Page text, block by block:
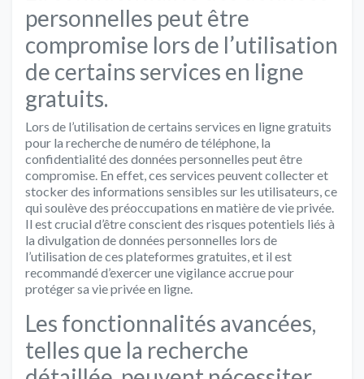
personnelles peut être
compromise lors de l’utilisation
de certains services en ligne
gratuits.
Lors de l’utilisation de certains services en ligne gratuits
pour la recherche de numéro de téléphone, la
confidentialité des données personnelles peut être
compromise. En effet, ces services peuvent collecter et
stocker des informations sensibles sur les utilisateurs, ce
qui soulève des préoccupations en matière de vie privée.
Il est crucial d’être conscient des risques potentiels liés à
la divulgation de données personnelles lors de
l’utilisation de ces plateformes gratuites, et il est
recommandé d’exercer une vigilance accrue pour
protéger sa vie privée en ligne.
Les fonctionnalités avancées,
telles que la recherche